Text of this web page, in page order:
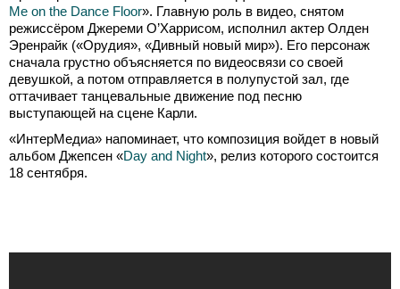
Me on the Dance Floor». Главную роль в видео, снятом
режиссёром Джереми О’Харрисом, исполнил актер Олден
Эренрайк («Орудия», «Дивный новый мир»). Его персонаж
сначала грустно объясняется по видеосвязи со своей
девушкой, а потом отправляется в полупустой зал, где
оттачивает танцевальные движение под песню
выступающей на сцене Карли.
«ИнтерМедиа» напоминает, что композиция войдет в новый
альбом Джепсен «Day and Night», релиз которого состоится
18 сентября.